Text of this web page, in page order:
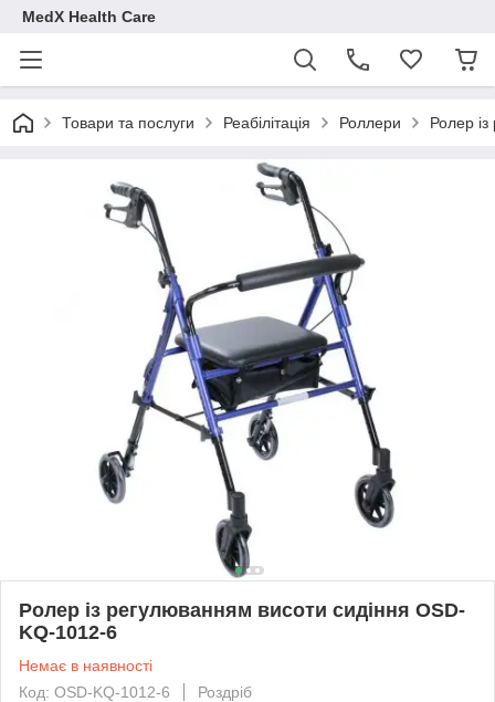
MedX Health Care
Товари та послуги Реабілітація Роллери Ролер
Ролер із регулюванням висоти сидіння OSD-
KQ-1012-6
Немає в наявності
Код: OSD-KQ-1012-6
Роздріб